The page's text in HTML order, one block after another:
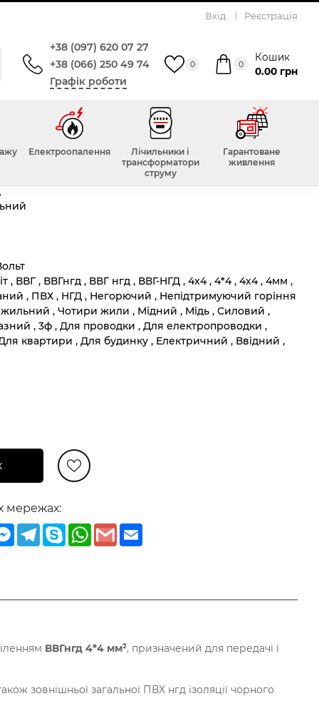
Вхід Реєстрація
+38 (097) 620 07 27
+38 (066) 250 49 74
Графік роботи
0 0
Кошик
0.00 грн
Електроопалення
Лічильники і
трансформатори
струму
Гарантоване
живлення
, ВВГ , ВВГнгд , ВВГ нгд , ВВГ-НГД , 4x4 , 4*4 , 4х4 , 4мм ,
, ПВХ , НГД , Негорючий , Непідтримуючий горіння
, Чотири жили , Мідний , Мідь , Силовий ,
, 3ф , Для проводки , Для електропроводки ,
квартири , Для будинку , Електричний , Ввідний ,
мережах:
Messenger
Telegram
SkypeWhatsApp
Gmail
ВВГнгд 4*4 мм², призначений для передачі і
зовнішньої загальної ПВХ нгд ізоляції чорного